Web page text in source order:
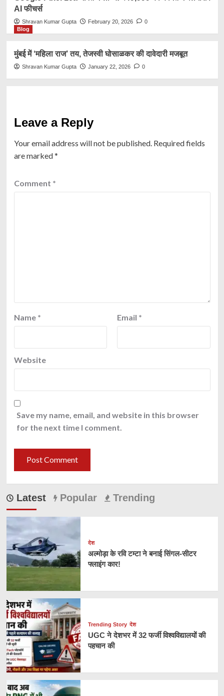
AI फीचर्स
Shravan Kumar Gupta February 20, 2026
0
Blog
मुंबई में ‘महिला राज’ तय, तेजस्वी घोसाळकर की दावेदारी मजबूत
Shravan Kumar Gupta January 22, 2026 0
Leave a Reply
Your email address will not be published. Required fields
are marked*
Comment *
Name * Email *
Website
Save my name, email, and website in this browser
for the next time I comment.
Latest Popular Trending
देश
अल्मोड़ा के रवि टम्टा ने बनाई सिंगल-सीटर
फ्लाइंग कार!
Trending Story देश
UGC ने देशभर में 32 फर्जी विश्वविद्यालयों की
पहचान की